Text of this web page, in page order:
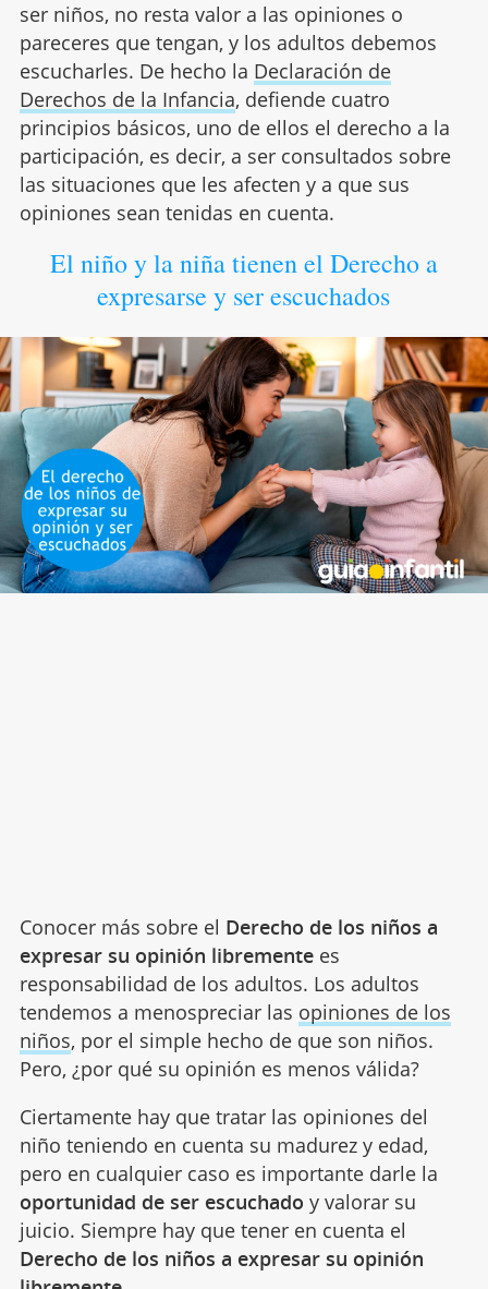
ser niños, no resta valor a las opiniones o
pareceres que tengan, y los adultos debemos
escucharles. De hecho la Declaración de
Derechos de la Infancia, defiende cuatro
principios básicos, uno de ellos el derecho a la
participación, es decir, a ser consultados sobre
las situaciones que les afecten y a que sus
opiniones sean tenidas en cuenta.
El niño y la niña tienen el Derecho a
expresarse y ser escuchados
Conocer más sobre el Derecho de los niños a
expresar su opinión librementees
responsabilidad de los adultos. Los adultos
tendemos a menospreciar las opiniones de los
niños, por el simple hecho de que son niños.
Pero, ¿por qué su opinión es menos válida?
Ciertamente hay que tratar las opiniones del
niño teniendo en cuenta su madurez y edad,
pero en cualquier caso es importante darle la
oportunidad de ser escuchado y valorar su
juicio. Siempre hay que tener en cuenta el
Derecho de los niños a expresar su opinión